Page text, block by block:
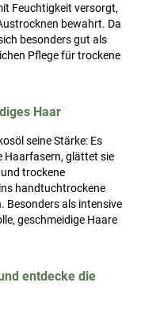
Feuchtigkeit versorgt,
bewahrt. Da
besonders gut als
Pflege für trockene
Haar
seine Stärke: Es
Haarfasern, glättet sie
trockene
handtuchtrockene
Besonders als intensive
geschmeidige Haare
entdecke die